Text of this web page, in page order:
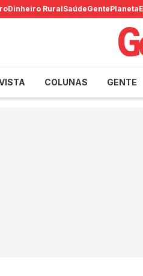
Dinheiro RuralSaúdeGentePlaneta
COLUNAS GENTE